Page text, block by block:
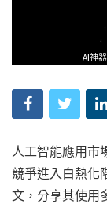
AI神
人工智能應用市
競爭進入白熱化
文，分享其使用